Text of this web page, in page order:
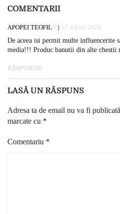
COMENTARII
APOPEI TEOFIL09:57, 04.06.2026
De aceea isi permit multe influencerite
media!!! Produc banutii din alte chestii
RĂSPUNDE
LASĂ UN RĂSPUNS
Adresa ta de email nu va fi
marcate cu *
Comentariu *